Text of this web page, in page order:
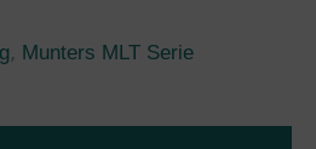
, Munters MLT Serie